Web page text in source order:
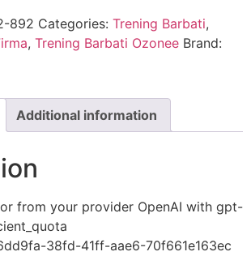
892 Categories: Trening Barbati,
, Trening Barbati Ozonee Brand:
Additional information
from your provider OpenAI with gpt-
38fd-41ff-aae6-70f661e163ec